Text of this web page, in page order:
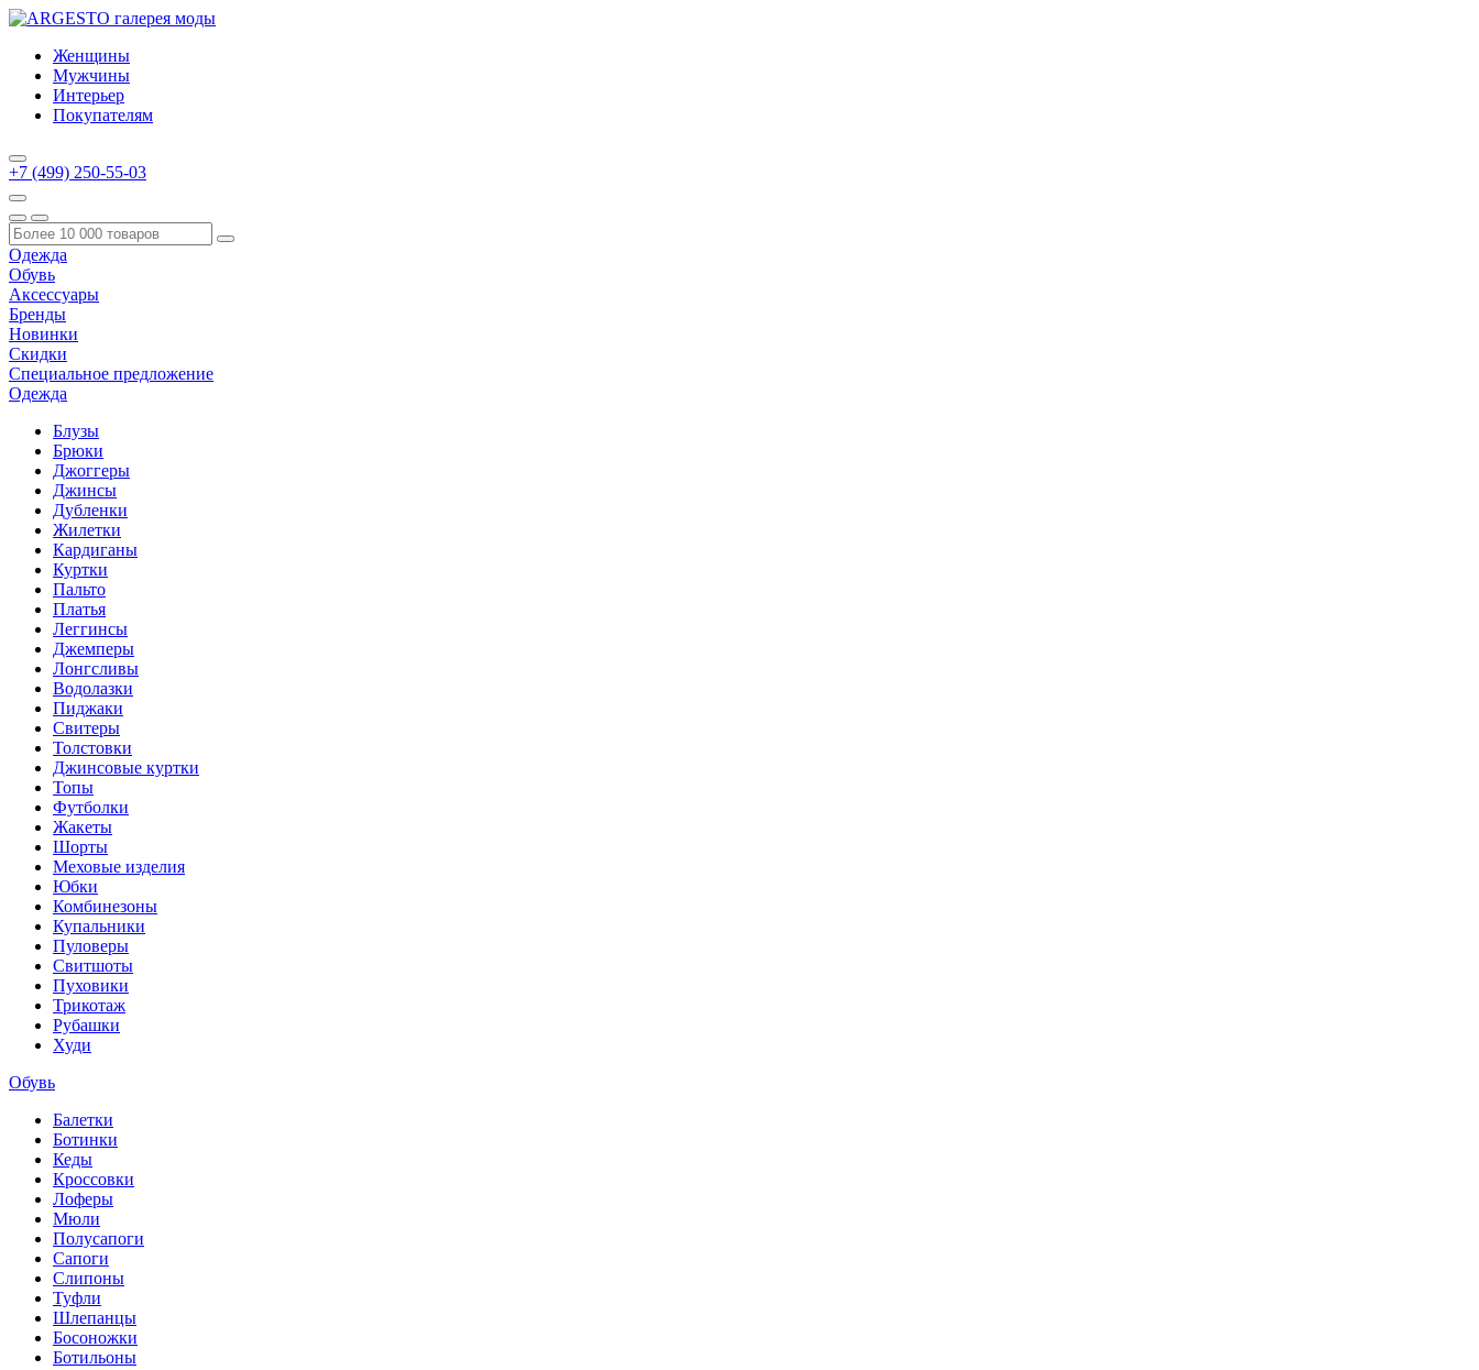
Женщины
Мужчины
Интерьер
Покупателям
+7 (499) 250-55-03
Одежда
Обувь
Аксессуары
Бренды
Новинки
Скидки
Специальное предложение
Одежда
Блузы
Брюки
Джоггеры
Джинсы
Дубленки
Жилетки
Кардиганы
Куртки
Пальто
Платья
Леггинсы
Джемперы
Лонгсливы
Водолазки
Пиджаки
Свитеры
Толстовки
Джинсовые куртки
Топы
Футболки
Жакеты
Шорты
Меховые изделия
Юбки
Комбинезоны
Купальники
Пуловеры
Свитшоты
Пуховики
Трикотаж
Рубашки
Худи
Обувь
Балетки
Ботинки
Кеды
Кроссовки
Лоферы
Мюли
Полусапоги
Сапоги
Слипоны
Туфли
Шлепанцы
Босоножки
Ботильоны